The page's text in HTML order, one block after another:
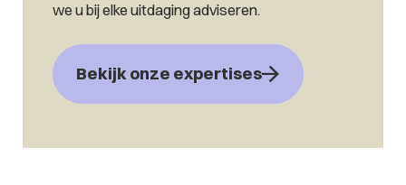
we u bij elke uitdaging adviseren.
Bekijk onze expertises